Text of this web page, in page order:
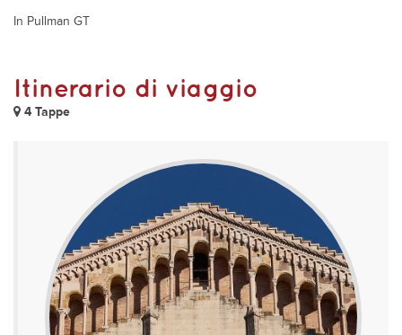
In Pullman GT
Itinerario di viaggio
4 Tappe